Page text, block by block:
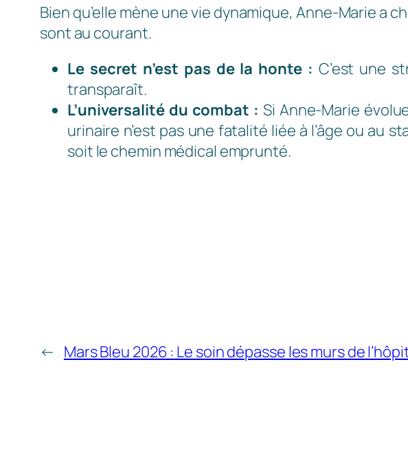
Bien qu’elle mène une vie dynamique, Anne-Marie a
sont au courant.
Le secret n’est pas de la honte : C’est une
transparaît.
L’universalité du combat : Si Anne-Marie
urinaire n’est pas une fatalité liée à l’âge ou au
soit le chemin médical emprunté.
← Mars Bleu 2026 : Le soin dépasse les murs de